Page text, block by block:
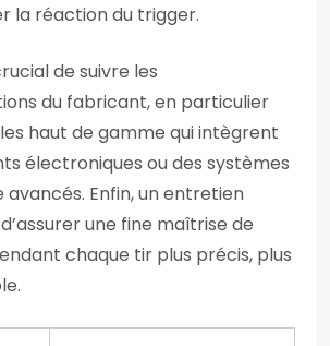
la réaction du trigger.
de suivre les
du fabricant, en particulier
haut de gamme qui intègrent
électroniques ou des systèmes
avancés. Enfin, un entretien
une fine maîtrise de
chaque tir plus précis, plus